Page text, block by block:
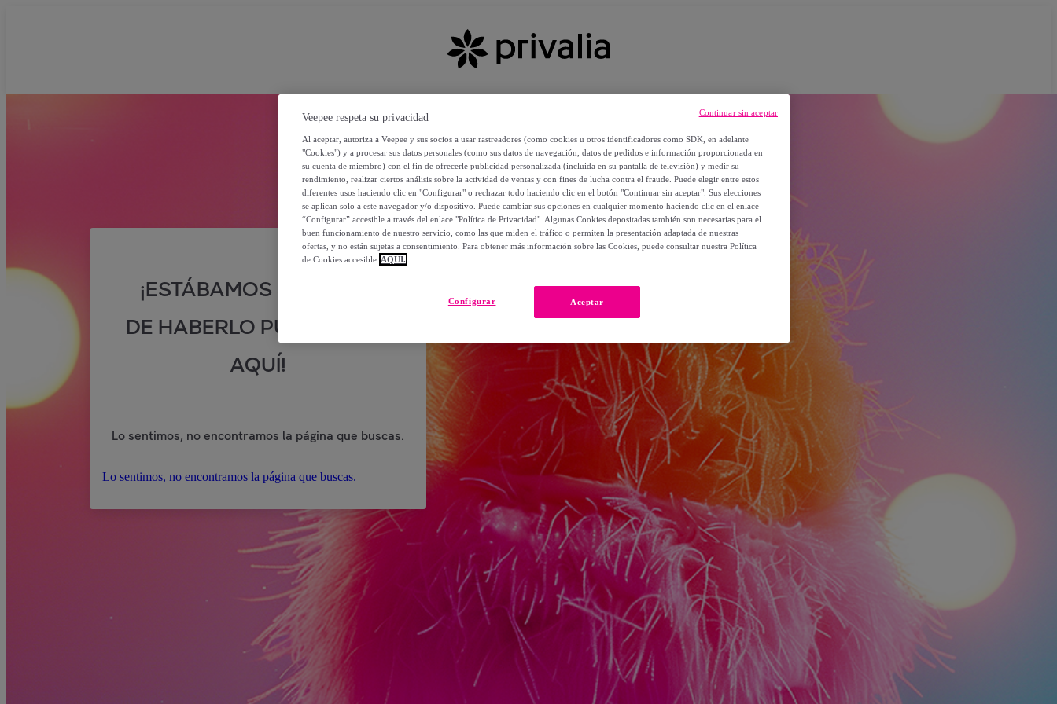
¡ESTÁBAMOS SEGUROS
DE HABERLO PUESTO POR
AQUÍ!
Lo sentimos, no encontramos la página que buscas.
Lo sentimos, no encontramos la página que buscas.
Veepee respeta su privacidad
Al aceptar, autoriza a Veepee y sus socios a usar rastreadores (como cookies u otros identificadores como SDK, en adelante
"Cookies") y a procesar sus datos personales (como sus datos de navegación, datos de pedidos e información proporcionada en
su cuenta de miembro) con el fin de ofrecerle publicidad personalizada (incluida en su pantalla de televisión) y medir su
rendimiento, realizar ciertos análisis sobre la actividad de ventas y con fines de lucha contra el fraude. Puede elegir entre estos
diferentes usos haciendo clic en "Configurar" o rechazar todo haciendo clic en el botón "Continuar sin aceptar". Sus elecciones
se aplican solo a este navegador y/o dispositivo. Puede cambiar sus opciones en cualquier momento haciendo clic en el enlace
“Configurar” accesible a través del enlace "Política de Privacidad". Algunas Cookies depositadas también son necesarias para el
buen funcionamiento de nuestro servicio, como las que miden el tráfico o permiten la presentación adaptada de nuestras
ofertas, y no están sujetas a consentimiento. Para obtener más información sobre las Cookies, puede consultar nuestra Política
de Cookies accesible AQUÍ.
Aceptar
Configurar
Continuar sin aceptar